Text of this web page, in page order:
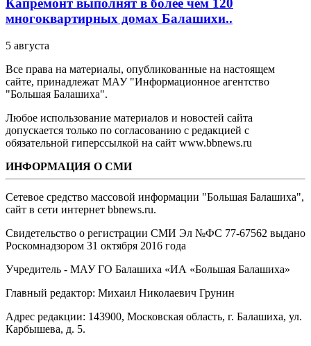
Капремонт выполнят в более чем 120
многоквартирных домах Балашихи..
5 августа
Все права на материалы, опубликованные на настоящем
сайте, принадлежат МАУ "Информационное агентство
"Большая Балашиха".
Любое использование материалов и новостей сайта
допускается только по согласованию с редакцией с
обязательной гиперссылкой на сайт www.bbnews.ru
ИНФОРМАЦИЯ О СМИ
Сетевое средство массовой информации "Большая Балашиха",
сайт в сети интернет bbnews.ru.
Свидетельство о регистрации СМИ Эл №ФС ‎77-67562 выдано
Роскомнадзором 31 октября 2016 года
Учредитель - МАУ ГО Балашиха «ИА «Большая Балашиха»
Главный редактор: Михаил Николаевич Грунин
Адрес редакции: 143900, Московская область, г. Балашиха, ул.
Карбышева, д. 5.